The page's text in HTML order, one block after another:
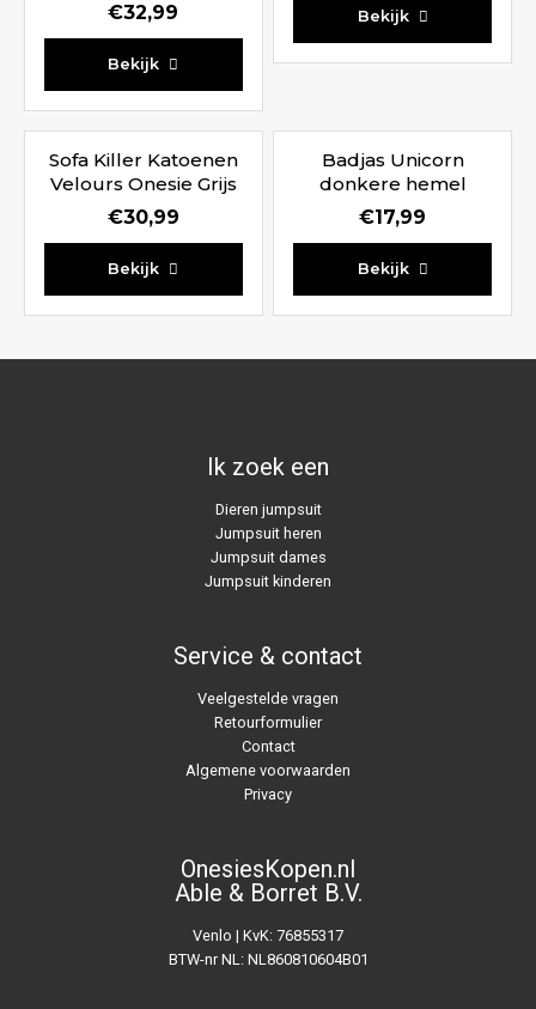
€32,99
Bekijk
Bekijk
Sofa Killer Katoenen
Velours Onesie Grijs
Kids
€30,99
Bekijk
Badjas Unicorn
donkere hemel
€17,99
Bekijk
Ik zoek een
Dieren jumpsuit
Jumpsuit heren
Jumpsuit dames
Jumpsuit kinderen
Service & contact
Veelgestelde vragen
Retourformulier
Contact
Algemene voorwaarden
Privacy
OnesiesKopen.nl
Able & Borret B.V.
Venlo | KvK: 76855317
BTW-nr NL: NL860810604B01